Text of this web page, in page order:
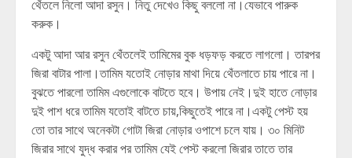
থেঁতলে নিলো আদা রসুন। নিতু দেখেও কিছু বললো না।যেভাবে পারুক
করুক।
একটু আদা আর রসুন থেঁতলেই তামিমের বুক ধড়ফড় করতে লাগলো। তারপর
জিরা বাটার পালা।তামিম যতোই নোড়ার মাথা দিয়ে থেঁতলাতে চায় পারে না।
বুঝতে পারলো তামিম এগুলোকে বাটতে হবে। উপায় নেই।দুই হাতে নোড়ার
দুই পাশ ধরে তামিম যতোই বাটতে চায়,কিছুতেই পারে না।একটু পেস্ট হয়
তো তার সাথে অনেকটা গোটা জিরা নোড়ার ওপাশে চলে যায়। ৩০ মিনিট
জিরার সাথে যুদ্ধ করার পর তামিম যেই পেস্ট করলো জিরার তাতে তার